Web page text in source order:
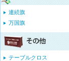
連続旗
万国旗
テーブルクロス